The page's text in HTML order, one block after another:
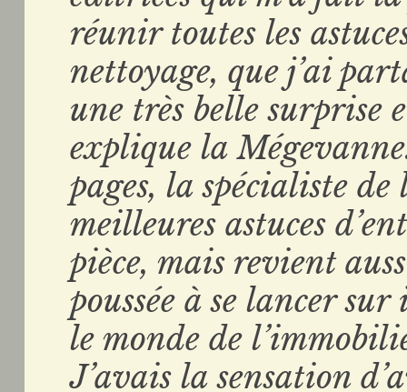
réunir toutes les
nettoyage, que j’ai
une très belle surprise
explique la
pages, la spécialiste
meilleures astuces
pièce, mais revient
poussée à se lancer
le monde de
J’avais la sensation